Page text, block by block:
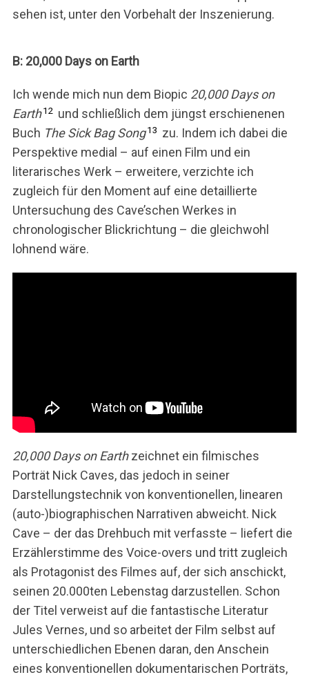
sehen ist, unter den Vorbehalt der Inszenierung.
B: 20,000 Days on Earth
Ich wende mich nun dem Biopic 20,000 Days on
Earth12 und schließlich dem jüngst erschienenen
Buch The Sick Bag Song13 zu. Indem ich dabei die
Perspektive medial – auf einen Film und ein
literarisches Werk – erweitere, verzichte ich
zugleich für den Moment auf eine detaillierte
Untersuchung des Cave’schen Werkes in
chronologischer Blickrichtung – die gleichwohl
lohnend wäre.
20,000 Days on Earthzeichnet ein filmisches
Porträt Nick Caves, das jedoch in seiner
Darstellungstechnik von konventionellen, linearen
(auto-)biographischen Narrativen abweicht. Nick
Cave – der das Drehbuch mit verfasste – liefert die
Erzählerstimme des Voice-overs und tritt zugleich
als Protagonist des Filmes auf, der sich anschickt,
seinen 20.000ten Lebenstag darzustellen. Schon
der Titel verweist auf die fantastische Literatur
Jules Vernes, und so arbeitet der Film selbst auf
unterschiedlichen Ebenen daran, den Anschein
eines konventionellen dokumentarischen Porträts,